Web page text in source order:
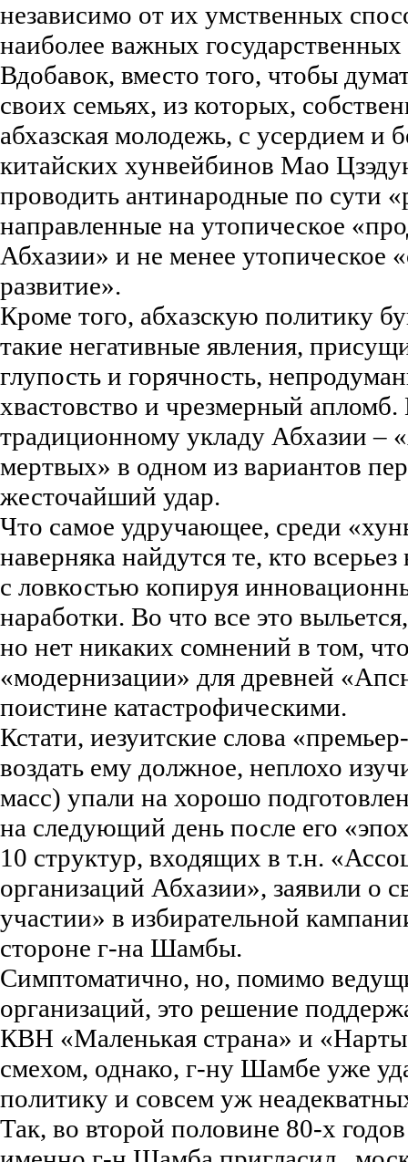
независимо от их умственных
наиболее важных государственных
Вдобавок, вместо того, чтобы
своих семьях, из которых,
абхазская молодежь, с усердием и
китайских хунвейбинов Мао
проводить антинародные по сути
направленные на утопическое
Абхазии» и не менее утопическое
развитие».
Кроме того, абхазскую политику
такие негативные явления,
глупость и горячность,
хвастовство и чрезмерный апломб.
традиционному укладу Абхазии –
мертвых» в одном из вариантов
жесточайший удар.
Что самое удручающее, среди
наверняка найдутся те, кто
с ловкостью копируя
наработки. Во что все это
но нет никаких сомнений в том,
«модернизации» для древней
поистине катастрофическими.
Кстати, иезуитские слова
воздать ему должное, неплохо
масс) упали на хорошо
на следующий день после его
10 структур, входящих в т.н.
организаций Абхазии», заявили о
участии» в избирательной
стороне г-на Шамбы.
Симптоматично, но, помимо
организаций, это решение
КВН «Маленькая страна» и
смехом, однако, г-ну Шамбе уже
политику и совсем уж
Так, во второй половине 80-х